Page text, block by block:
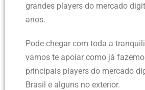
grandes players do mercado
anos.
Pode chegar com toda a
vamos te apoiar como já
principais players do mercado
Brasil e alguns no exterior.